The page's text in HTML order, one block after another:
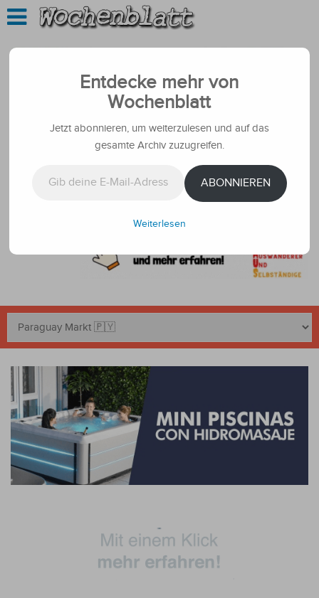
Entdecke mehr von
Wochenblatt
Jetzt abonnieren, um weiterzulesen und auf das
gesamte Archiv zuzugreifen.
ABONNIEREN
Weiterlesen